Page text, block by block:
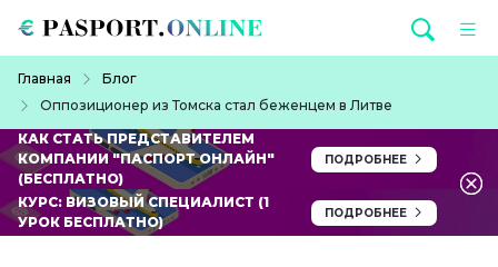
Главная
Блог
Оппозиционер из Томска стал беженцем в Литве
КАК СТАТЬ ПРЕДСТАВИТЕЛЕМ
КОМПАНИИ "ПАСПОРТ ОНЛАЙН"
(БЕСПЛАТНО)
ПОДРОБНЕЕ
КУРС: ВИЗОВЫЙ СПЕЦИАЛИСТ (1
УРОК БЕСПЛАТНО)
ПОДРОБНЕЕ